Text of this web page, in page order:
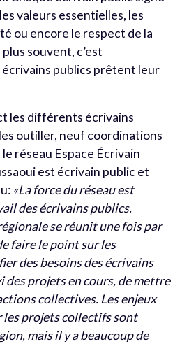
valeurs essentielles, les
ou encore le respect de la
souvent, c’est
publics prêtent leur
les différents écrivains
outiller, neuf coordinations
réseau Espace Écrivain
est écrivain public et
«La force du réseau est
des écrivains publics.
se réunit une fois par
faire le point sur les
des besoins des écrivains
des projets en cours, de mettre
collectives. Les enjeux
projets collectifs sont
mais il y a beaucoup de